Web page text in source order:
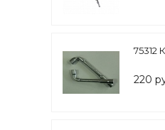
75312
220